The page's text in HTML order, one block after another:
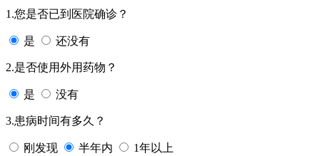
1.您是否已到医院确诊？
是 还没有
2.是否使用外用药物？
是 没有
3.患病时间有多久？
刚发现 半年内 1年以上